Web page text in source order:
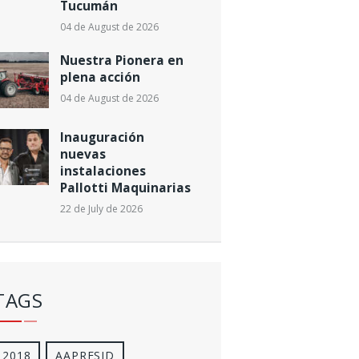
Tucumán
04 de August de 2026
Nuestra Pionera en
plena acción
04 de August de 2026
Inauguración
nuevas
instalaciones
Pallotti Maquinarias
22 de July de 2026
2018 AAPRESID